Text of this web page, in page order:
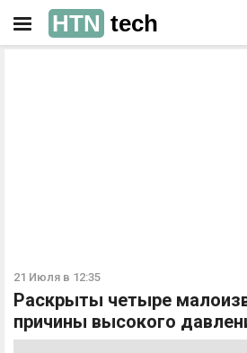
HTN tech
21 Июля в 12:35
Раскрыты четыре
причины высокого